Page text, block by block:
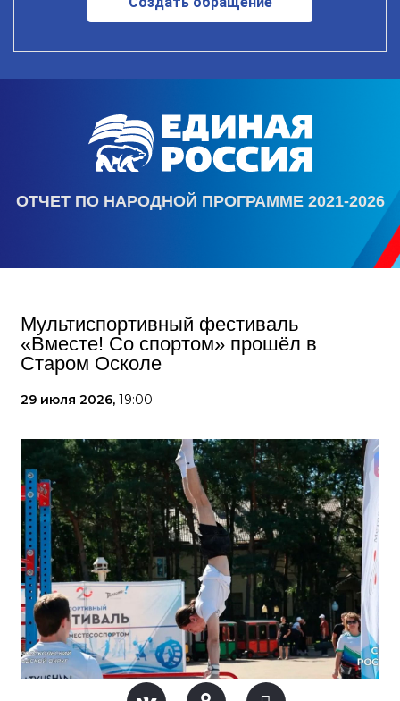
ОТЧЕТ ПО НАРОДНОЙ ПРОГРАММЕ 2021-2026
Мультиспортивный фестиваль
«Вместе! Со спортом» прошёл в
Старом Осколе
29 июля 2026, 19:00